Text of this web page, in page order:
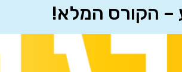
– הקורס המלא!